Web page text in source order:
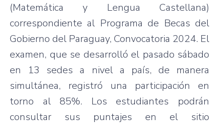
(Matemática y Lengua Castellana)
correspondiente al Programa de Becas del
Gobierno del Paraguay, Convocatoria 2024. El
examen, que se desarrolló el pasado sábado
en 13 sedes a nivel a país, de manera
simultánea, registró una participación en
torno al 85%. Los estudiantes podrán
consultar sus puntajes en el sitio